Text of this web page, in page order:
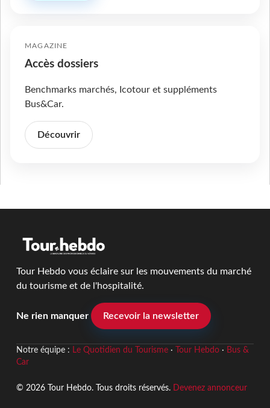
MAGAZINE
Accès dossiers
Benchmarks marchés, Icotour et suppléments
Bus&Car.
Découvrir
Tour Hebdo vous éclaire sur les mouvements du marché
du tourisme et de l'hospitalité.
Ne rien manquer Recevoir la newsletter
Notre équipe : Le Quotidien du Tourisme· Tour Hebdo· Bus &
Car
© 2026 Tour Hebdo. Tous droits réservés. Devenez annonceur